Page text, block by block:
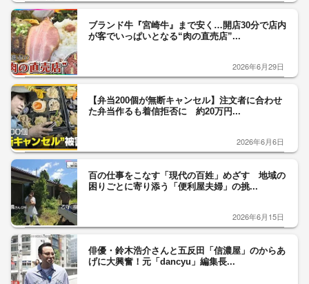
ブランド牛『宮崎牛』まで安く…開店30分で店内
が客でいっぱいとなる“肉の直売店”...
2026年6月29日
【弁当200個が無断キャンセル】注文者に合わせ
た弁当作るも着信拒否に 約20万円...
2026年6月6日
百の仕事をこなす「現代の百姓」めざす 地域の
困りごとに寄り添う「便利屋夫婦」の挑...
2026年6月15日
俳優・鈴木浩介さんと五反田「信濃屋」のからあ
げに大興奮！元「dancyu」編集長...